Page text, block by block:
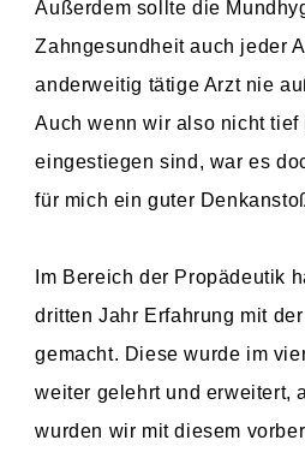
Außerdem sollte die
Zahngesundheit auch jeder
anderweitig tätige Arzt nie
Auch wenn wir also nicht tief
eingestiegen sind, war es
für mich ein guter
Im Bereich der Propädeutik
dritten Jahr Erfahrung mit
gemacht. Diese wurde im
weiter gelehrt und erweitert,
wurden wir mit diesem